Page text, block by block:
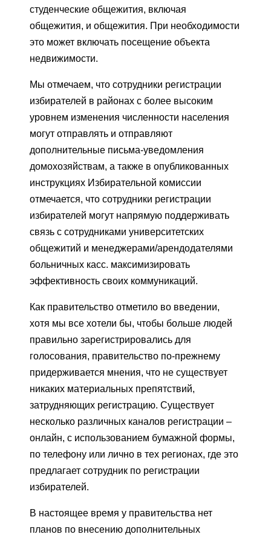
студенческие общежития, включая
общежития, и общежития. При необходимости
это может включать посещение объекта
недвижимости.
Мы отмечаем, что сотрудники регистрации
избирателей в районах с более высоким
уровнем изменения численности населения
могут отправлять и отправляют
дополнительные письма-уведомления
домохозяйствам, а также в опубликованных
инструкциях Избирательной комиссии
отмечается, что сотрудники регистрации
избирателей могут напрямую поддерживать
связь с сотрудниками университетских
общежитий и менеджерами/арендодателями
больничных касс. максимизировать
эффективность своих коммуникаций.
Как правительство отметило во введении,
хотя мы все хотели бы, чтобы больше людей
правильно зарегистрировались для
голосования, правительство по-прежнему
придерживается мнения, что не существует
никаких материальных препятствий,
затрудняющих регистрацию. Существует
несколько различных каналов регистрации –
онлайн, с использованием бумажной формы,
по телефону или лично в тех регионах, где это
предлагает сотрудник по регистрации
избирателей.
В настоящее время у правительства нет
планов по внесению дополнительных